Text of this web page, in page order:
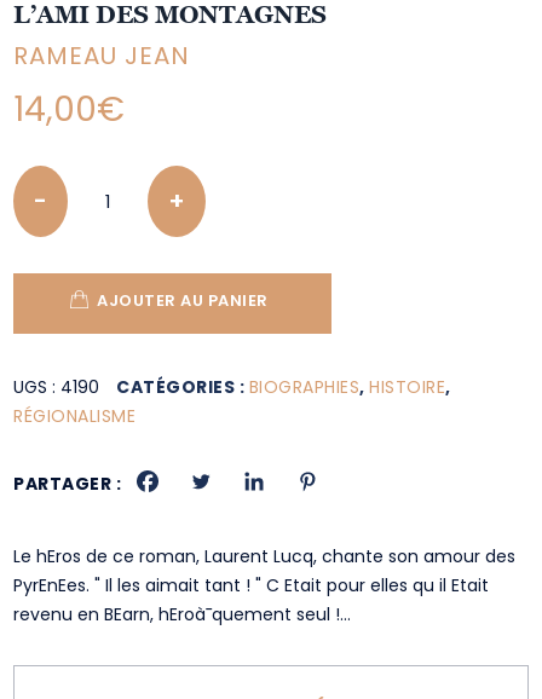
L’AMI DES MONTAGNES
RAMEAU JEAN
14,00€
Quantity
AJOUTER AU PANIER
UGS : 4190 CATÉGORIES : BIOGRAPHIES,HISTOIRE,
RÉGIONALISME
PARTAGER :
Le hEros de ce roman, Laurent Lucq, chante son amour des
PyrEnEes. " Il les aimait tant ! " C Etait pour elles qu il Etait
revenu en BEarn, hEroà¯quement seul !…